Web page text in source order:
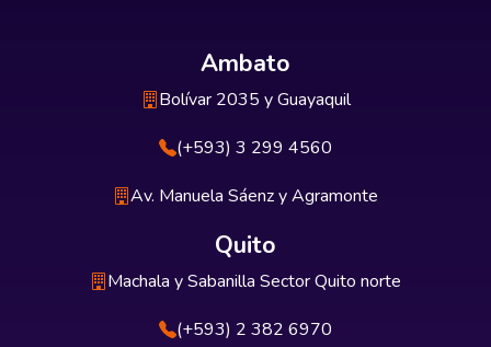
Ambato
Bolívar 2035 y Guayaquil
(+593) 3 299 4560
Av. Manuela Sáenz y Agramonte
Quito
Machala y Sabanilla Sector Quito norte
(+593) 2 382 6970